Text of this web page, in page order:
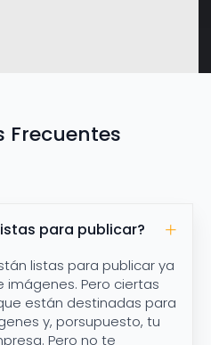
Frecuentes
para publicar?
listas para publicar ya
imágenes. Pero ciertas
están destinadas para
y, porsupuesto, tu
Pero no te